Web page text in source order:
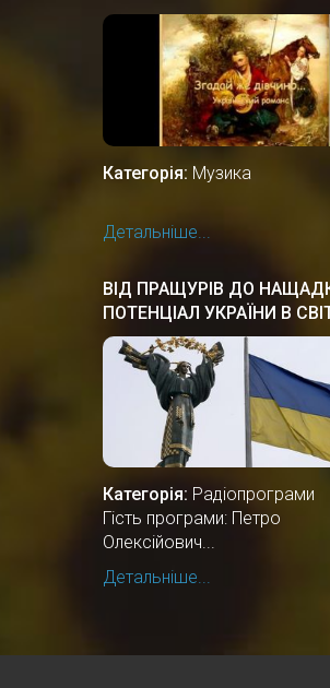
Категорія: Музика
Детальніше...
ВІД ПРАЩУРІВ ДО
ПОТЕНЦІАЛ УКРАЇНИ В
Категорія: Радіопрограми
Гість програми: Петро
Олексійович...
Детальніше...